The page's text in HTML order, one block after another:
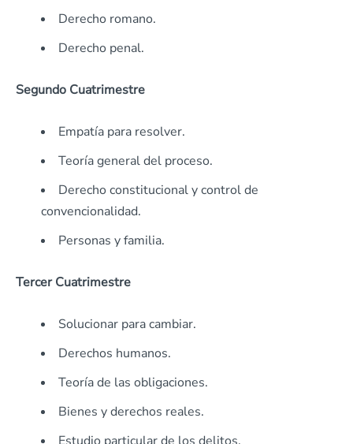
Derecho romano.
Derecho penal.
Segundo Cuatrimestre
Empatía para resolver.
Teoría general del proceso.
Derecho constitucional y control de
convencionalidad.
Personas y familia.
Tercer Cuatrimestre
Solucionar para cambiar.
Derechos humanos.
Teoría de las obligaciones.
Bienes y derechos reales.